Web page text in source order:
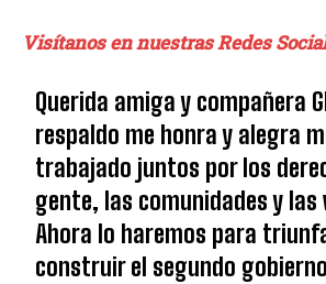
Visítanos en nuestras Redes
Querida amiga y compañera
respaldo me honra y alegra
trabajado juntos por los
gente, las comunidades y
Ahora lo haremos para
construir el segundo